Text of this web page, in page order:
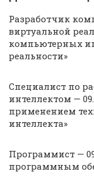
Разработчик
виртуальной
компьютерных
реальности»
Специалист по
интеллектом —
применением
интеллекта»
Программист —
программным